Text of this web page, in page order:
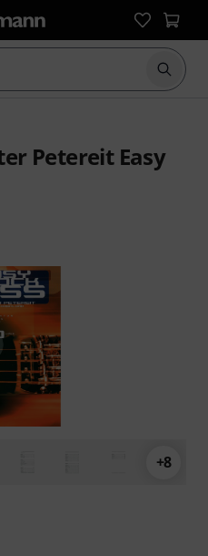
Suche
Petereit Easy
aus 34 Kundenbewertungen
+8